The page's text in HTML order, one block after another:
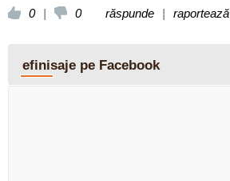
0
| 0 răspunde | raportează
efinisaje pe Facebook